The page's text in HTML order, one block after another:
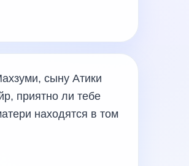
сыну Атики
приятно ли тебе
находятся в том